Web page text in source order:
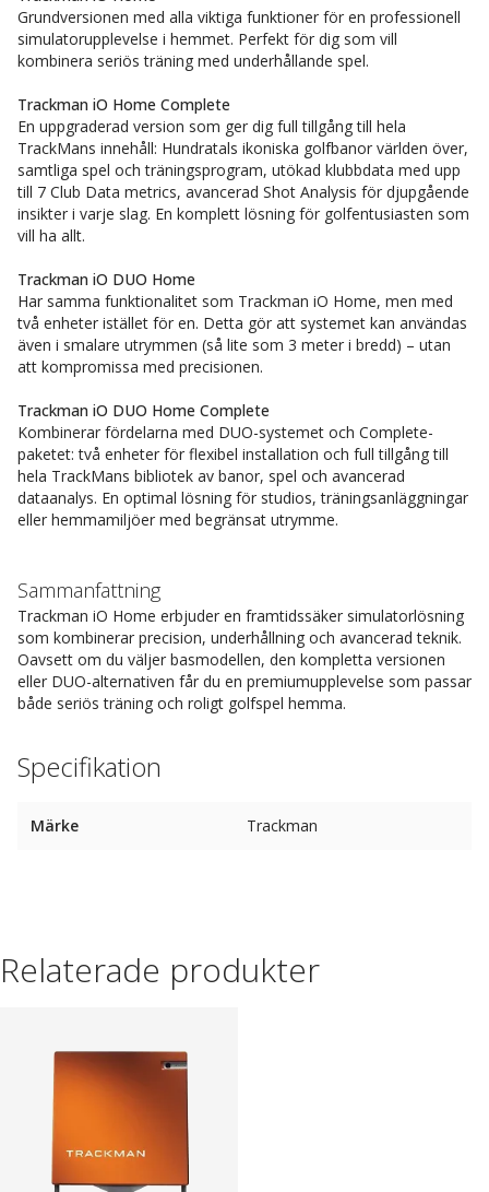
Grundversionen med alla viktiga funktioner för en professionell
simulatorupplevelse i hemmet. Perfekt för dig som vill
kombinera seriös träning med underhållande spel.
Trackman iO Home Complete
En uppgraderad version som ger dig full tillgång till hela
TrackMans innehåll: Hundratals ikoniska golfbanor världen över,
samtliga spel och träningsprogram, utökad klubbdata med upp
till 7 Club Data metrics, avancerad Shot Analysis för djupgående
insikter i varje slag. En komplett lösning för golfentusiasten som
vill ha allt.
Trackman iO DUO Home
Har samma funktionalitet som Trackman iO Home, men med
två enheter istället för en. Detta gör att systemet kan användas
även i smalare utrymmen (så lite som 3 meter i bredd) – utan
att kompromissa med precisionen.
Trackman iO DUO Home Complete
Kombinerar fördelarna med DUO-systemet och Complete-
paketet: två enheter för flexibel installation och full tillgång till
hela TrackMans bibliotek av banor, spel och avancerad
dataanalys. En optimal lösning för studios, träningsanläggningar
eller hemmamiljöer med begränsat utrymme.
Sammanfattning
Trackman iO Home erbjuder en framtidssäker simulatorlösning
som kombinerar precision, underhållning och avancerad teknik.
Oavsett om du väljer basmodellen, den kompletta versionen
eller DUO-alternativen får du en premiumupplevelse som passar
både seriös träning och roligt golfspel hemma.
Specifikation
Märke Trackman
Relaterade produkter